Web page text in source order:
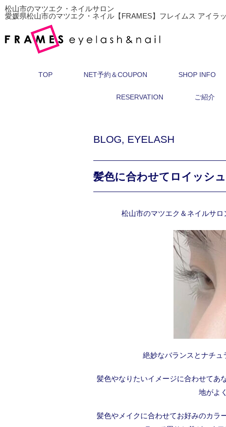
松山市のマツエク・ネイルサロン
愛媛県松山市のマツエク・ネイル【FRAMES】フレイムス アイラ
TOP NET予約＆COUPON SHOP INFO
RESERVATION ご紹介
BLOG, EYELASH
髪色に合わせてロイッシ
松山市のマツエク＆ネイルサロ
絶妙なバランスとナチュ
髪色やなりたいイメージに合わせて
地がよ
髪色やメイクに合わせてお好みのカラ